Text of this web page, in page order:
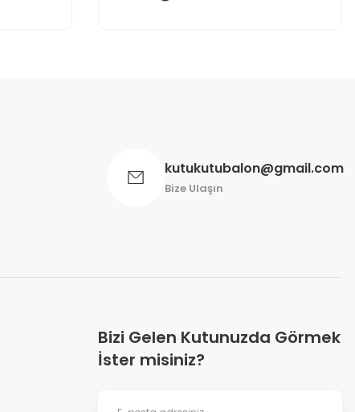
kutukutubalon@gmail.com
Bize Ulaşın
Bizi Gelen Kutunuzda Görmek
İster misiniz?